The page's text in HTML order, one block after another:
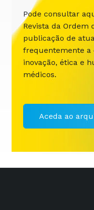
Pode consultar
Revista da Ordem
publicação de
frequentemente a
inovação, ética e
médicos.
Aceda ao